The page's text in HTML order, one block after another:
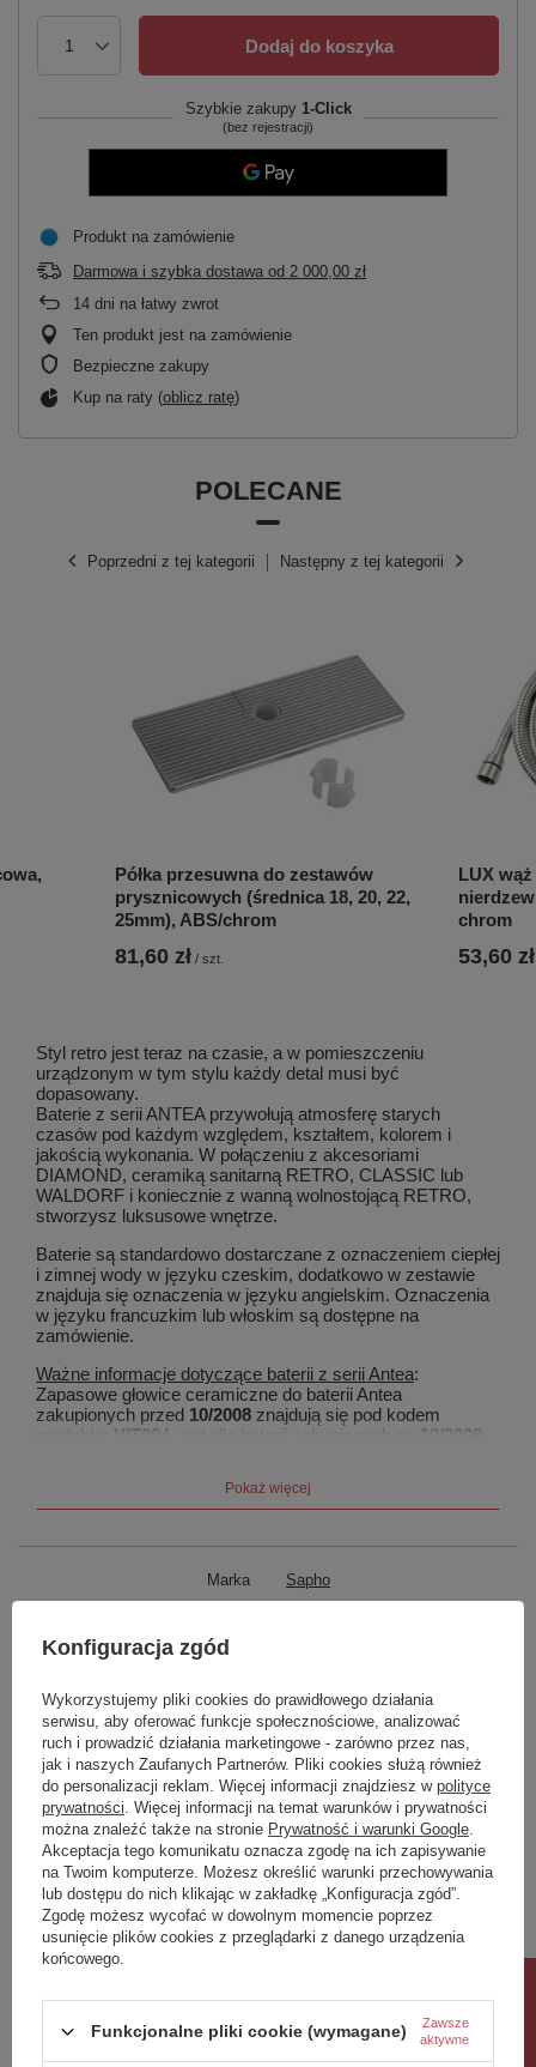
Dodaj do koszyka
Szybkie zakupy 1-Click
(bez rejestracji)
Produkt na zamówienie
Darmowa i szybka dostawa od 2 000,00 zł
14 dni na łatwy zwrot
Ten produkt jest na zamówienie
Bezpieczne zakupy
Kup na raty (oblicz ratę)
POLECANE
Poprzedni z tej kategorii
Półka przesuwna do zestawów
prysznicowych (średnica 18, 20, 22,
25mm), ABS/chrom
81,60 zł / szt.
LUX
chrom
53,60 zł
Następny z tej kategorii
Styl retro jest teraz na czasie, a w pomieszczeniu
urządzonym w tym stylu każdy detal musi być
dopasowany.
Baterie z serii ANTEA przywołują atmosferę starych
czasów pod każdym względem, kształtem, kolorem i
jakością wykonania. W połączeniu z akcesoriami
DIAMOND, ceramiką sanitarną RETRO, CLASSIC lub
WALDORF i koniecznie z wanną wolnostojącą RETRO,
stworzysz luksusowe wnętrze.
Baterie są standardowo dostarczane z oznaczeniem ciepłej
i zimnej wody w języku czeskim, dodatkowo w zestawie
znajduja się oznaczenia w języku angielskim. Oznaczenia
w języku francuzkim lub włoskim są dostępne na
zamówienie.
Ważne informacje dotyczące baterii z serii Antea:
Zapasowe głowice ceramiczne do baterii Antea
zakupionych przed 10/2008 znajdują się pod kodem
produktu: VIT004 , zaś dla baterii zakupionych po
10/2008
Właściwości
Pokaż więcej
Marka Sapho
produkt na terenie UE
Seria ANTEA
Produkt na zamówienie czas
oczekiwania na dostawę z
produkcji (dni):
0
Gwarancja w miesiącach 24
kolor chrom
Zobacz również
Konfiguracja zgód
Wykorzystujemy pliki cookies do prawidłowego działania
serwisu, aby oferować funkcje społecznościowe, analizować
ruch i prowadzić działania marketingowe - zarówno przez nas,
jak i naszych Zaufanych Partnerów. Pliki cookies służą również
do personalizacji reklam. Więcej informacji znajdziesz w polityce
prywatności . Więcej informacji na temat warunków i prywatności
można znaleźć także na stronie Prywatność i warunki Google
Akceptacja tego komunikatu oznacza zgodę na ich zapisywanie
na Twoim komputerze. Możesz określić warunki przechowywania
lub dostępu do nich klikając w zakładkę „Konfiguracja zgód”.
Zgodę możesz wycofać w dowolnym momencie poprzez
usunięcie plików cookies z przeglądarki z danego urządzenia
końcowego.
Funkcjonalne pliki cookie (wymagane)
Zawsze
aktywne